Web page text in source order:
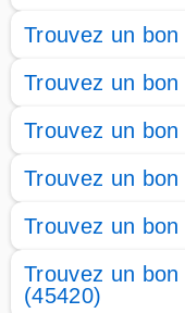
Trouvez un
Trouvez un
Trouvez un
Trouvez un
Trouvez un
Trouvez un
(45420)